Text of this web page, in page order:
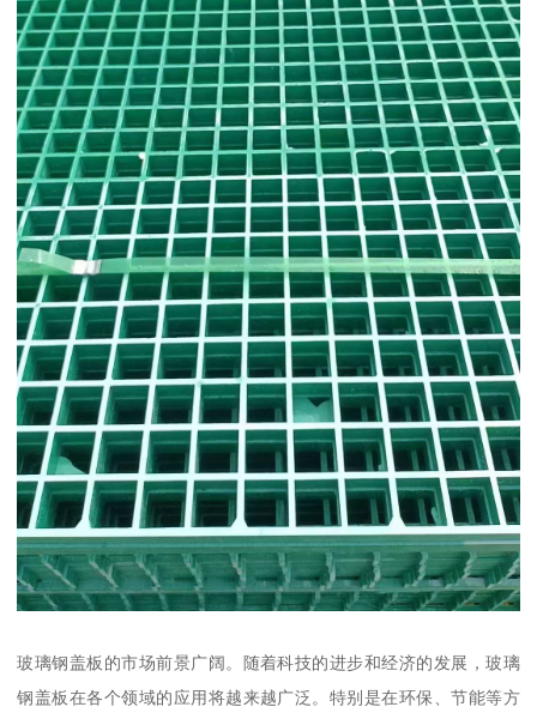
玻璃钢盖板的市场前景广阔。随着科技的进步和经济的发展，玻璃
钢盖板在各个领域的应用将越来越广泛。特别是在环保、节能等方